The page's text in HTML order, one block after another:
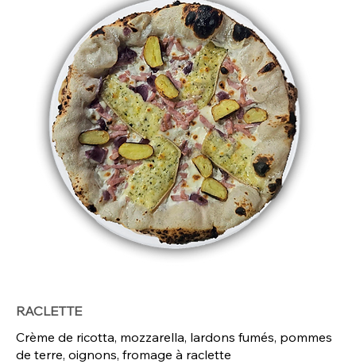
RACLETTE
Crème de ricotta, mozzarella, lardons fumés, pommes
de terre, oignons, fromage à raclette